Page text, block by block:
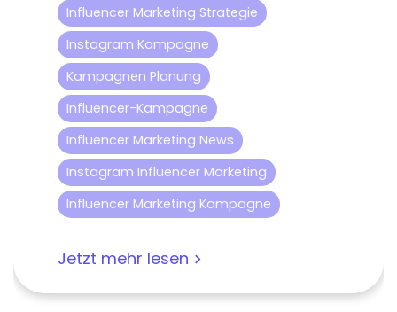
Influencer Marketing Strategie
Instagram Kampagne
Kampagnen Planung
Influencer-Kampagne
Influencer Marketing News
Instagram Influencer Marketing
Influencer Marketing Kampagne
Jetzt mehr lesen